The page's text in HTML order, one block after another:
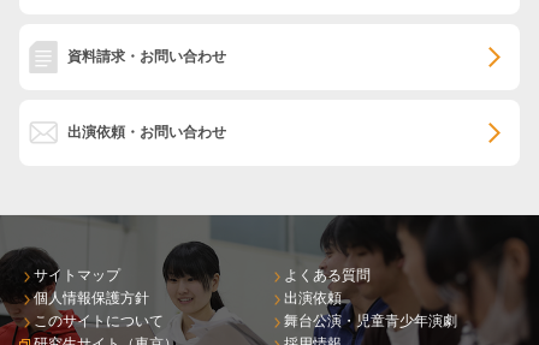
資料請求・お問い合わせ
出演依頼・お問い合わせ
サイトマップ
個人情報保護方針
このサイトについて
よくある質問
出演依頼
舞台公演・児童青少年演劇